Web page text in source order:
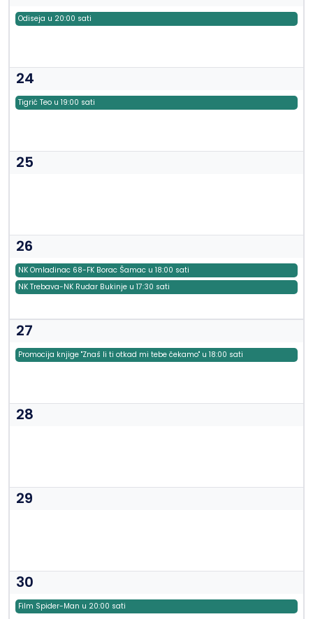
Odiseja u 20:00 sati
24
Tigrić Teo u 19:00 sati
25
26
NK Omladinac 68-FK Borac Šamac u 18:00 sati
NK Trebava-NK Rudar Bukinje u 17:30 sati
27
Promocija knjige "Znaš li ti otkad mi tebe čekamo" u 18:00 sati
28
29
30
Film Spider-Man u 20:00 sati